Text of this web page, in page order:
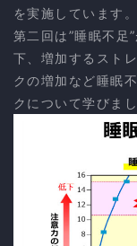
を実施しています。
第二回は”睡眠不足
下、増加するスト
クの増加など睡眠
クについて学びまし